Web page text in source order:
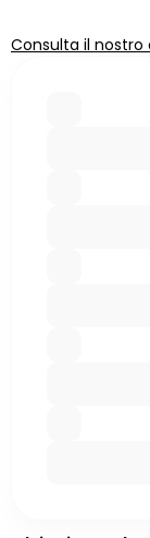
Consulta il nostro